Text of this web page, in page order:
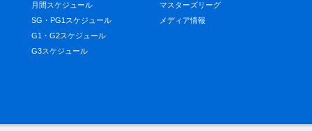
月間スケジュール
SG・PG1スケジュール
G1・G2スケジュール
G3スケジュール
マスターズリーグ
メディア情報